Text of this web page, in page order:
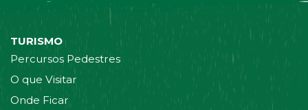
TURISMO
Percursos Pedestres
O que Visitar
Onde Ficar